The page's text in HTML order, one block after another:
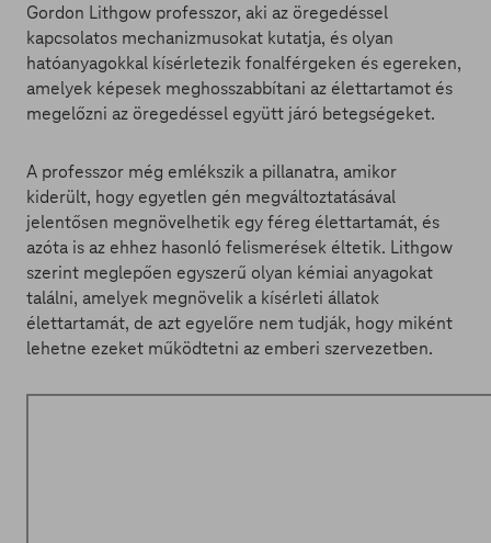
Gordon Lithgow professzor, aki az öregedéssel
kapcsolatos mechanizmusokat kutatja, és olyan
hatóanyagokkal kísérletezik fonalférgeken és egereken,
amelyek képesek meghosszabbítani az élettartamot és
megelőzni az öregedéssel együtt járó betegségeket.
A professzor még emlékszik a pillanatra, amikor
kiderült, hogy egyetlen gén megváltoztatásával
jelentősen megnövelhetik egy féreg élettartamát, és
azóta is az ehhez hasonló felismerések éltetik. Lithgow
szerint meglepően egyszerű olyan kémiai anyagokat
találni, amelyek megnövelik a kísérleti állatok
élettartamát, de azt egyelőre nem tudják, hogy miként
lehetne ezeket működtetni az emberi szervezetben.